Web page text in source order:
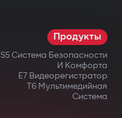
Продукты
S5 Система Безопасности
И Комфорта
E7 Видеорегистратор
T6 Мультимедийная
Система